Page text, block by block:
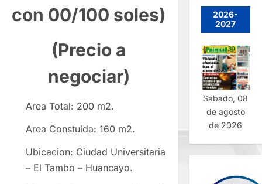
con 00/100 soles)
(Precio a
negociar)
Area Total: 200 m2.
Area Constuida: 160 m2.
Ubicacion: Ciudad Universitaria
– El Tambo – Huancayo.
2026-
2027
Sábado, 08
de agosto
de 2026